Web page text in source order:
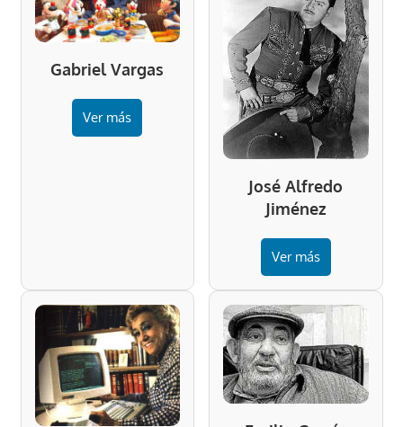
Gabriel Vargas
Ver más
José Alfredo
Jiménez
Ver más